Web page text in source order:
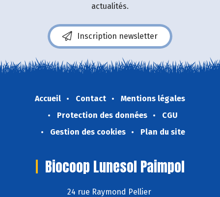
actualités.
Inscription newsletter
Accueil Contact
Mentions légales
Protection des données
CGU
Gestion des cookies
Plan du site
Biocoop Lunesol Paimpol
24 rue Raymond Pellier